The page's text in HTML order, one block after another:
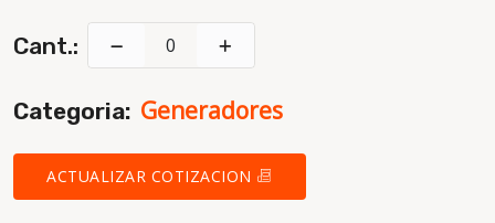
Cant.:
Categoria: Generadores
ACTUALIZAR COTIZACION